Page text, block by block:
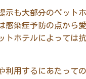
示も大部分のペット
感染症予防の点から
トホテルによっては
利用するにあたって